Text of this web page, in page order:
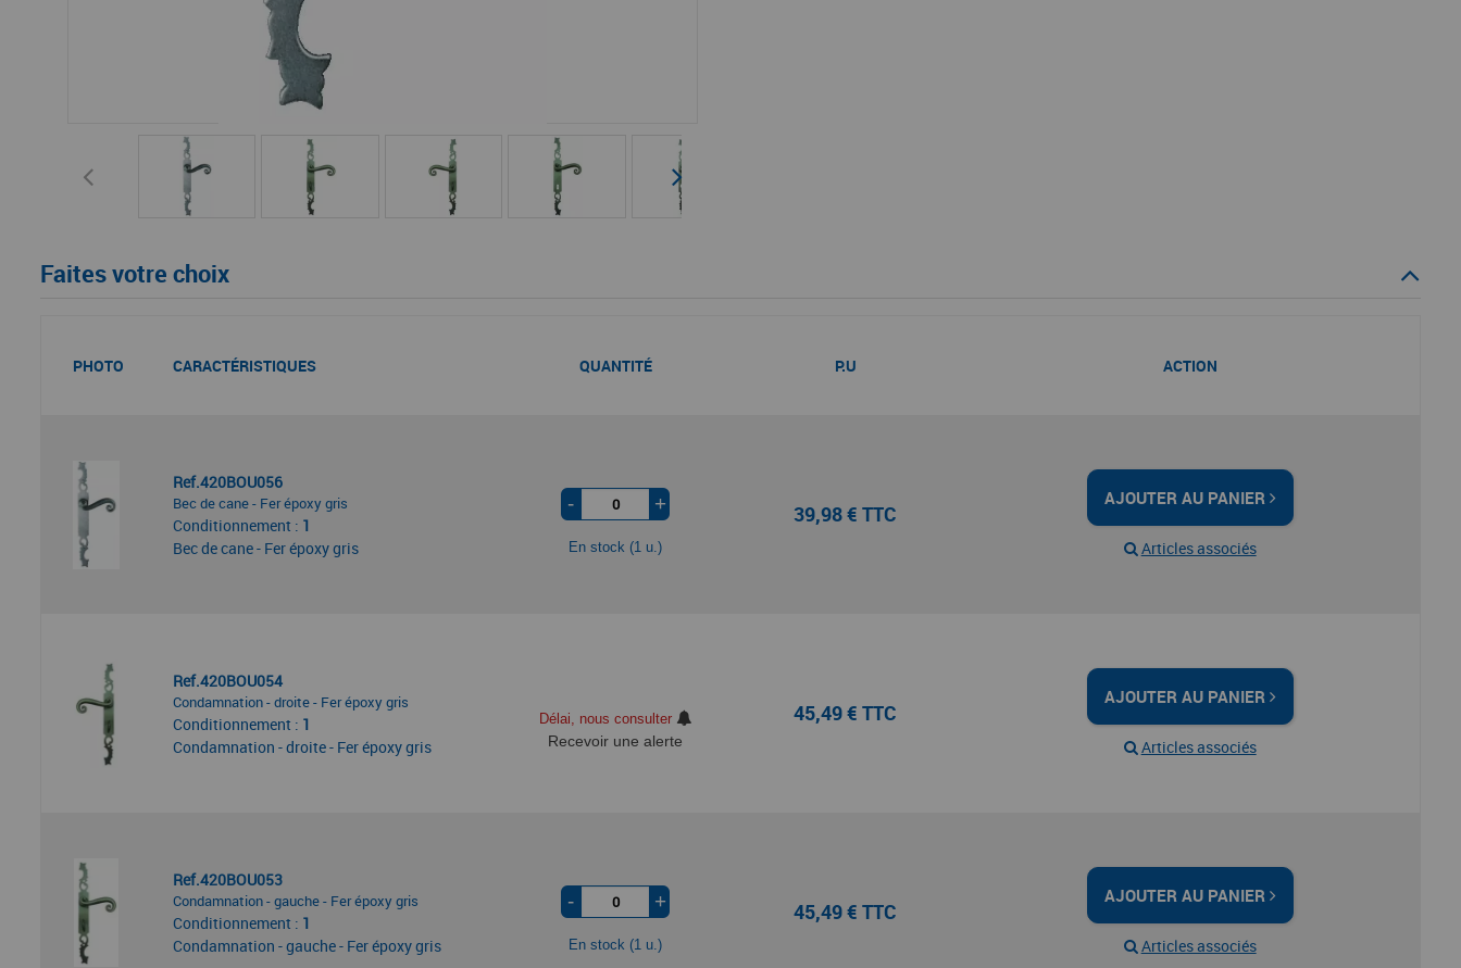
Faites votre choix
PHOTO CARACTÉRISTIQUES QUANTITÉ P.U ACTION
Ref.420BOU056
Bec de cane - Fer époxy gris
Conditionnement : 1
Bec de cane - Fer époxy gris
- +
En stock (1 u.)
39,98 € TTC
AJOUTER AU PANIER
Articles associés
Ref.420BOU054
Condamnation - droite - Fer époxy gris
Conditionnement : 1
Condamnation - droite - Fer époxy gris
Délai, nous consulter
Recevoir une alerte
45,49 € TTC
AJOUTER AU PANIER
Articles associés
Ref.420BOU053
Condamnation - gauche - Fer époxy gris
Conditionnement : 1
Condamnation - gauche - Fer époxy gris
- +
En stock (1 u.)
45,49 € TTC
AJOUTER AU PANIER
Articles associés